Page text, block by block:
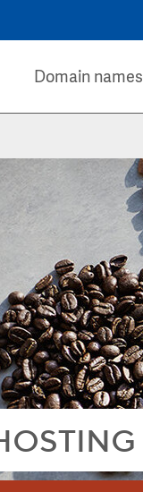
Domain names